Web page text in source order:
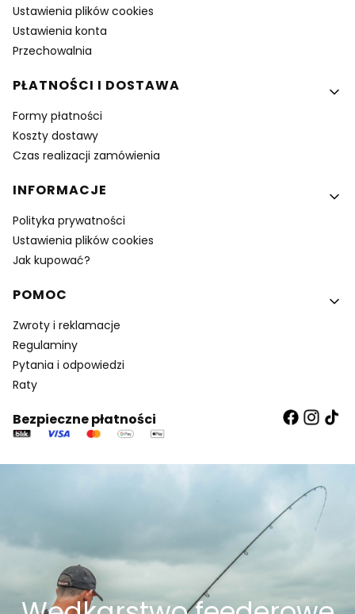
Ustawienia plików cookies
Ustawienia konta
Przechowalnia
PŁATNOŚCI I DOSTAWA
Formy płatności
Koszty dostawy
Czas realizacji zamówienia
INFORMACJE
Polityka prywatności
Ustawienia plików cookies
Jak kupować?
POMOC
Zwroty i reklamacje
Regulaminy
Pytania i odpowiedzi
Raty
Bezpieczne płatności